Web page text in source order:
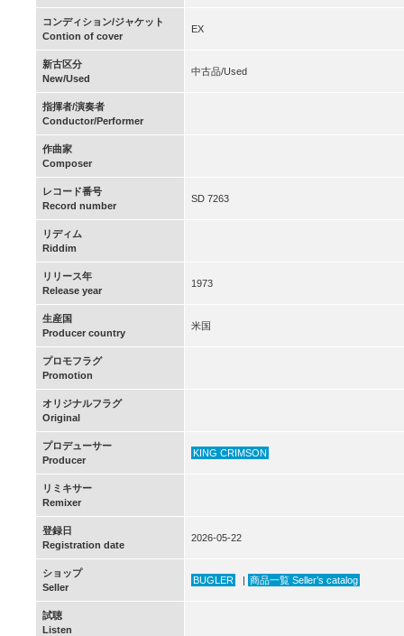
コンディション/ジャケット
Contion of cover
EX
新古区分
New/Used
中古品/Used
指揮者/演奏者
Conductor/Performer
作曲家
Composer
レコード番号
Record number
SD 7263
リディム
Riddim
リリース年
Release year
1973
生産国
Producer country
米国
プロモフラグ
Promotion
オリジナルフラグ
Original
プロデューサー
Producer
KING CRIMSON
リミキサー
Remixer
登録日
Registration date
2026-05-22
ショップ
Seller
BUGLER | 商品一覧 Seller’s catalog
試聴
Listen